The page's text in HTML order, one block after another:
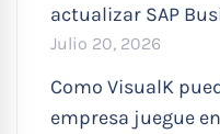
actualizar SAP
Julio 20, 2026
Como VisualK
empresa juegue